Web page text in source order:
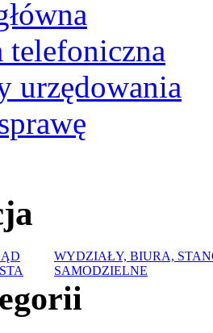
telefoniczna
urzędowania
WYDZIAŁY, BIURA,
SAMODZIELNE